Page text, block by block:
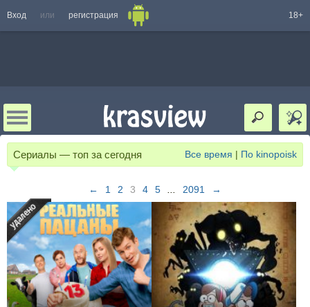
Вход или регистрация 18+
Сериалы — топ за сегодня Все время | По kinopoisk
← 1 2 3 4 5 2091 →